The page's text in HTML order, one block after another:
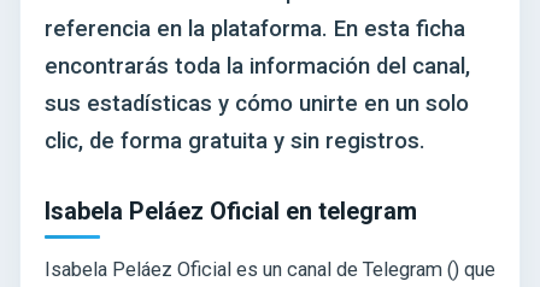
referencia en la plataforma. En esta ficha
encontrarás toda la información del canal,
sus estadísticas y cómo unirte en un solo
clic, de forma gratuita y sin registros.
Isabela Peláez Oficial en telegram
Isabela Peláez Oficial es un canal de Telegram () que